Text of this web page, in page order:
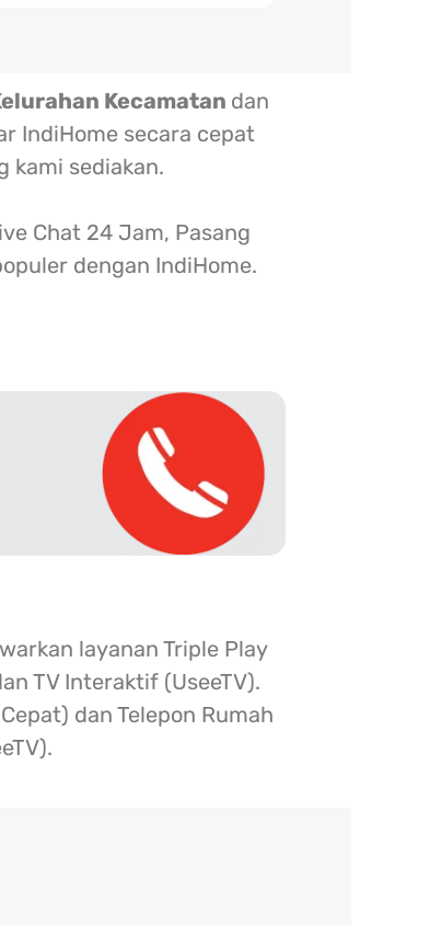
Kecamatan dan
IndiHome secara cepat
kami sediakan.
Chat 24 Jam, Pasang
dengan IndiHome.
layanan Triple Play
TV Interaktif (UseeTV).
dan Telepon Rumah